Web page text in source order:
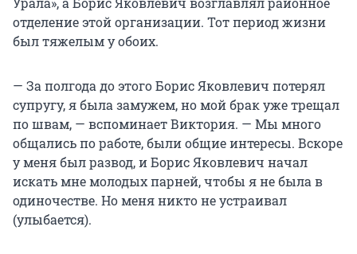
отделение этой организации. Тот период жизни
был тяжелым у обоих.
— За полгода до этого Борис Яковлевич потерял
супругу, я была замужем, но мой брак уже трещал
по швам, — вспоминает Виктория. — Мы много
общались по работе, были общие интересы. Вскоре
у меня был развод, и Борис Яковлевич начал
искать мне молодых парней, чтобы я не была в
одиночестве. Но меня никто не устраивал
(улыбается).